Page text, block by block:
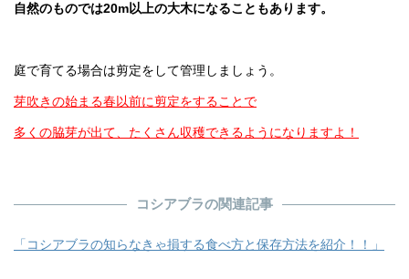
自然のものでは20m以上の大木になることもあります。
庭で育てる場合は剪定をして管理しましょう。
芽吹きの始まる春以前に剪定をすることで
多くの脇芽が出て、たくさん収穫できるようになりますよ！
コシアブラの関連記事
「コシアブラの知らなきゃ損する食べ方と保存方法を紹介！！」